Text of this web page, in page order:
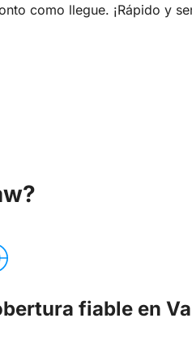
como llegue. ¡Rápido y
fiable en